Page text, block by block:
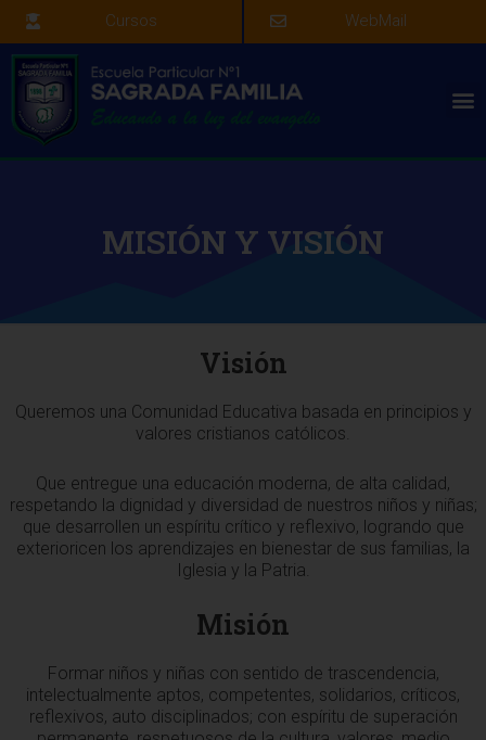
Cursos WebMail
MISIÓN Y VISIÓN
Visión
Queremos una Comunidad Educativa basada en principios y
valores cristianos católicos.
Que entregue una educación moderna, de alta calidad,
respetando la dignidad y diversidad de nuestros niños y niñas;
que desarrollen un espíritu crítico y reflexivo, logrando que
exterioricen los aprendizajes en bienestar de sus familias, la
Iglesia y la Patria.
Misión
Formar niños y niñas con sentido de trascendencia,
intelectualmente aptos, competentes, solidarios, críticos,
reflexivos, auto disciplinados; con espíritu de superación